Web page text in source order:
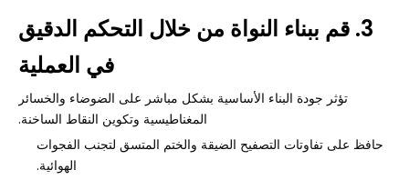
3. قم ببناء النواة من خلال التحكم الدقيق
في العملية
تؤثر جودة البناء الأساسية بشكل مباشر على الضوضاء والخسائر
المغناطيسية وتكوين النقاط الساخنة.
حافظ على تفاوتات التصفيح الضيقة والختم المتسق لتجنب الفجوات
الهوائية.